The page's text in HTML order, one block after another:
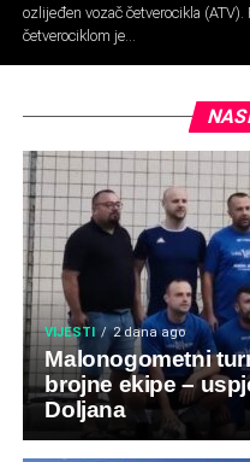
ozlijeđen vozač četverocikla
četverociklom je...
VIJESTI 2 dana ago
Malonogometni
brojne ekipe –
Doljana